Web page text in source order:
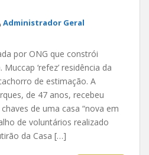
Administrador Geral
por ONG que constrói
‘refez’ residência da
de estimação. A
de 47 anos, recebeu
de uma casa “nova em
de voluntários realizado
da Casa […]